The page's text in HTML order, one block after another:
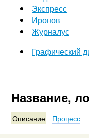
Экспресс
Иронов
Журналус
Графический
Название,
Описание Процесс